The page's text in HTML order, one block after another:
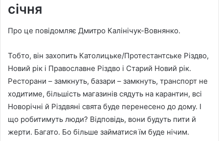
січня
Про це повідомляє Дмитро Калінічук-Вовнянко.
Тобто, він захопить Католицьке/Протестантське Різдво,
Новий рік і Православне Різдво і Старий Новий рік.
Ресторани – замкнуть, базари – замкнуть, транспорт не
ходитиме, більшість магазинів сядуть на карантин, всі
Новорічні й Різдвяні свята буде перенесено до дому. І
що робитимуть люди? Відповідь, вони будуть пити й
жерти. Багато. Бо більше займатися їм буде нічим.